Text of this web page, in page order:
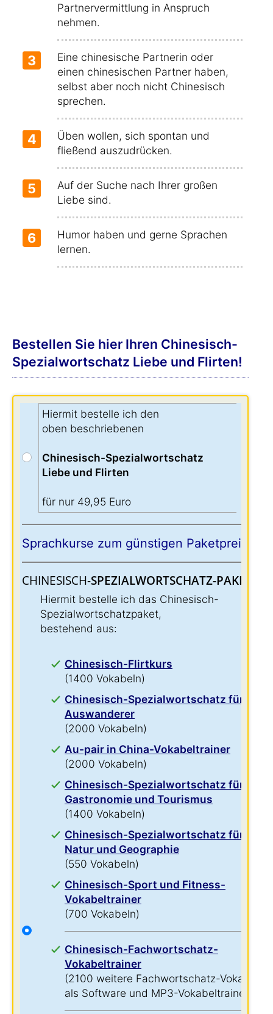
Partnervermittlung in Anspruch
nehmen.
3
Eine chinesische Partnerin oder
einen chinesischen Partner haben,
selbst aber noch nicht Chinesisch
sprechen.
4
Üben wollen, sich spontan und
fließend auszudrücken.
5
Auf der Suche nach Ihrer großen
Liebe sind.
6
Humor haben und gerne Sprachen
lernen.
Bestellen Sie hier Ihren Chinesisch-
Spezialwortschatz Liebe und Flirten!
Hiermit bestelle ich den
oben beschriebenen
Chinesisch-Spezialwortschatz
Liebe und Flirten
für nur 49,95 Euro
Sprachkurse zum günstigen Paketpreis:
CHINESISCH-SPEZIALWORTSCHATZ-PAKET:
Hiermit bestelle ich das Chinesisch-
Spezialwortschatzpaket,
bestehend aus:
Chinesisch-Flirtkurs
(1400 Vokabeln)
Chinesisch-Spezialwortschatz für
Auswanderer
(2000 Vokabeln)
Au-pair in China-Vokabeltrainer
(2000 Vokabeln)
Chinesisch-Spezialwortschatz für
Gastronomie und Tourismus
(1400 Vokabeln)
Chinesisch-Spezialwortschatz für
Natur und Geographie
(550 Vokabeln)
Chinesisch-Sport und Fitness-
Vokabeltrainer
(700 Vokabeln)
Chinesisch-Fachwortschatz-
Vokabeltrainer
(2100 weitere Fachwortschatz-Vokabeln
als Software und MP3-Vokabeltrainer)